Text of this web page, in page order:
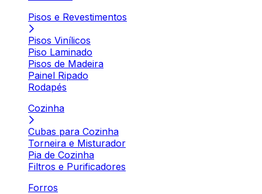
Pisos e Revestimentos
Pisos Vinílicos
Piso Laminado
Pisos de Madeira
Painel Ripado
Rodapés
Cozinha
Cubas para Cozinha
Torneira e Misturador
Pia de Cozinha
Filtros e Purificadores
Forros